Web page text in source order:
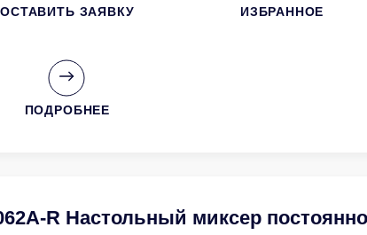
ОСТАВИТЬ ЗАЯВКУ ИЗБРАННОЕ
ПОДРОБНЕЕ
R Настольный миксер